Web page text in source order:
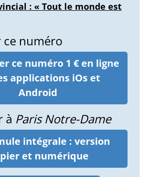
: « Tout le monde est
ce numéro
ce numéro 1 € en ligne
applications iOs et
Android
à Paris Notre-Dame
intégrale : version
et numérique